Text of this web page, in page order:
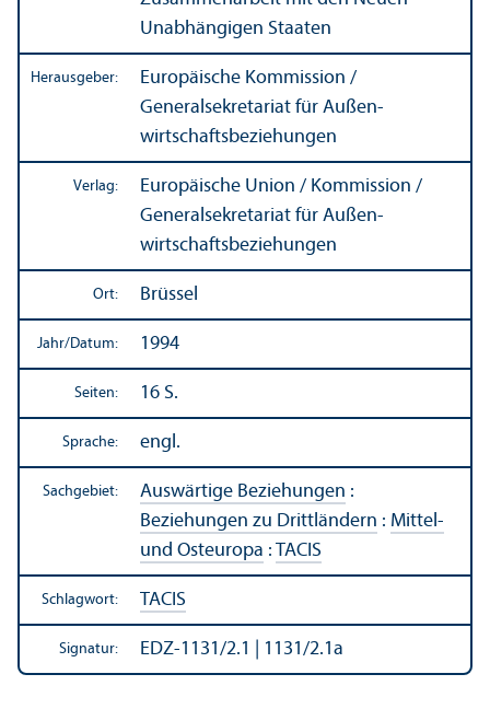
Unabhängigen Staaten
Herausgeber:
Europäische Kommission /
Generalsekretariat für Außen­
wirtschafts­beziehungen
Verlag:
Europäische Union / Kommission /
Generalsekretariat für Außen­
wirtschafts­beziehungen
Ort: Brüssel
Jahr/Datum: 1994
Seiten: 16 S.
Sprache: engl.
Sachgebiet: Auswärtige Beziehungen :
Beziehungen zu Drittländern : Mittel-
und Osteuropa : TACIS
Schlagwort: TACIS
Signatur: EDZ-1131/2.1 | 1131/2.1a